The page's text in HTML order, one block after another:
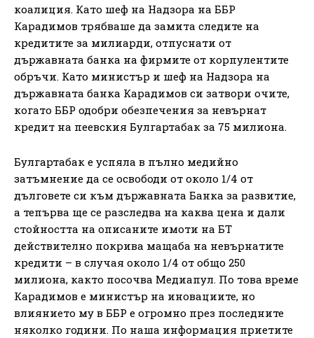
коалиция. Като шеф на Надзора на ББР
Карадимов трябваше да замита следите на
кредитите за милиарди, отпуснати от
държавната банка на фирмите от корпулентите
обръчи. Като министър и шеф на Надзора на
държавната банка Карадимов си затвори очите,
когато ББР одобри обезпечения за невърнат
кредит на пеевския Булгартабак за 75 милиона.
Булгартабак е успяла в пълно медийно
затъмнение да се освободи от около 1/4 от
дълговете си към държавната Банка за развитие,
а тепърва ще се разследва на каква цена и дали
стойността на описаните имоти на БТ
действително покрива мащаба на невърнатите
кредити – в случая около 1/4 от общо 250
милиона, както посочва Медиапул. По това време
Карадимов е министър на иновациите, но
влиянието му в ББР е огромно през последните
няколко години. По наша информация приетите